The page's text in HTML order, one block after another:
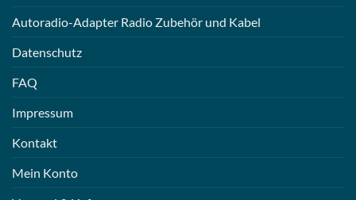
Autoradio-Adapter Radio Zubehör und Kabel
Datenschutz
FAQ
Impressum
Kontakt
Mein Konto